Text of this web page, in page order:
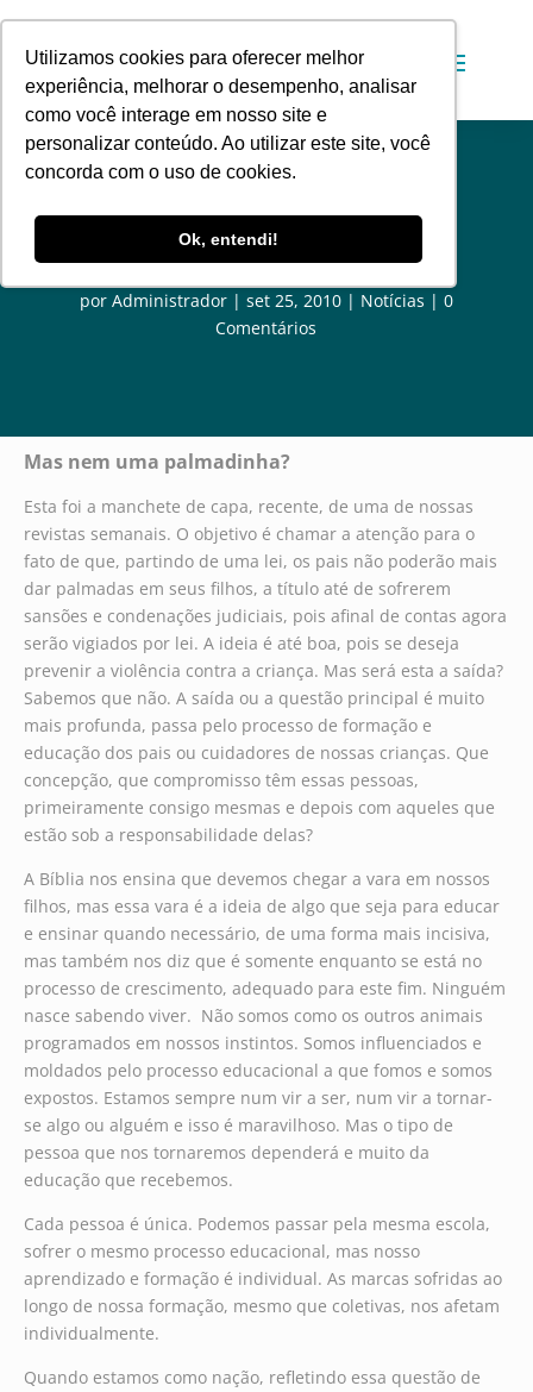
Utilizamos cookies para oferecer melhor
experiência, melhorar o desempenho, analisar
como você interage em nosso site e
personalizar conteúdo. Ao utilizar este site, você
concorda com o uso de cookies.
Ok, entendi!
Artigo: Mas nem uma
palmadinha?
por Administrador set 25, 2010 Notícias
0
Comentários
Mas nem uma palmadinha?
Esta foi a manchete de capa, recente, de uma de nossas
revistas semanais. O objetivo é chamar a atenção para o
fato de que, partindo de uma lei, os pais não poderão mais
dar palmadas em seus filhos, a título até de sofrerem
sansões e condenações judiciais, pois afinal de contas agora
serão vigiados por lei. A ideia é até boa, pois se deseja
prevenir a violência contra a criança. Mas será esta a saída?
Sabemos que não. A saída ou a questão principal é muito
mais profunda, passa pelo processo de formação e
educação dos pais ou cuidadores de nossas crianças. Que
concepção, que compromisso têm essas pessoas,
primeiramente consigo mesmas e depois com aqueles que
estão sob a responsabilidade delas?
A Bíblia nos ensina que devemos chegar a vara em nossos
filhos, mas essa vara é a ideia de algo que seja para educar
e ensinar quando necessário, de uma forma mais incisiva,
mas também nos diz que é somente enquanto se está no
processo de crescimento, adequado para este fim. Ninguém
nasce sabendo viver. Não somos como os outros animais
programados em nossos instintos. Somos influenciados e
moldados pelo processo educacional a que fomos e somos
expostos. Estamos sempre num vir a ser, num vir a tornar-
se algo ou alguém e isso é maravilhoso. Mas o tipo de
pessoa que nos tornaremos dependerá e muito da
educação que recebemos.
Cada pessoa é única. Podemos passar pela mesma escola,
sofrer o mesmo processo educacional, mas nosso
aprendizado e formação é individual. As marcas sofridas ao
longo de nossa formação, mesmo que coletivas, nos afetam
individualmente.
Quando estamos como nação, refletindo essa questão de